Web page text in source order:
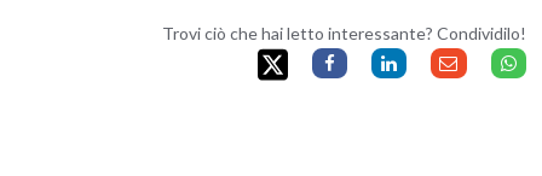
Trovi ciò che hai letto interessante? Condividilo!